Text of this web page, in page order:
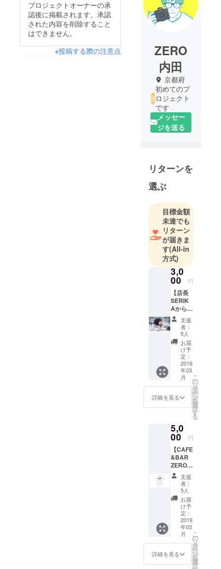
プロジェクトオーナーの承
認後に掲載されます。承認
された内容を削除すること
はできません。
※投稿する際の注意点
ZERO
内田
京都府
初めてのプ
ロジェクト
です
メッセー
ジを送る
リターンを
選ぶ
目標金額
未達でも
リターン
が届きま
す(All-in
方式)
3,0
00 円
【店長
SERIK
Aからの
自撮り
写真付
きお礼
メー
ル】
ZERO店
SERIK
Aから
「心か
らあり
がと
う！」
想いの
こもっ
たメッ
セージ
を送ら
せてい
ただき
ます！
投げ銭
感覚で
支援し
ていた
だける
と嬉し
いで
す！
支援
者：
5人
お届
け予
定：
2019
年03
月
詳細を見る
こ
の
リ
タ
ー
ン
を
選
択
す
る
5,0
00 円
【CAFE
&BAR
ZEROオ
リジナ
ルTシャ
ツ】 オ
リジナ
ルZERO
Tシャツ
これを
着て来
店すれ
ば特別
感が味
わえる
支援
者：
5人
お届
け予
定：
2019
年03
月
詳細を見る
こ
の
リ
タ
ー
ン
を
選
択